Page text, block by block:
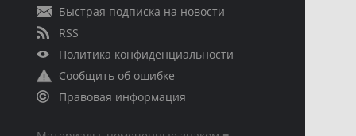
Быстрая подписка на новости
RSS
Политика конфиденциальности
Сообщить об ошибке
Правовая информация